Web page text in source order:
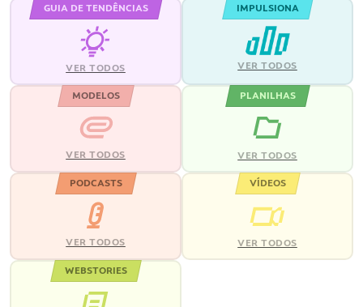
GUIA DE TENDÊNCIAS
VER TODOS
IMPULSIONA
VER TODOS
MODELOS
VER TODOS
PLANILHAS
VER TODOS
PODCASTS
VER TODOS
VÍDEOS
VER TODOS
WEBSTORIES